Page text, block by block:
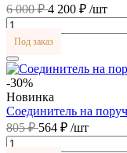
6 000 ₽4 200 ₽ /шт
Под заказ
-30%
Новинка
Соединитель на
805 ₽564 ₽ /шт